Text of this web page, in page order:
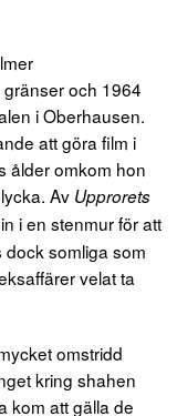
och 1964
i Oberhausen.
att göra film i
ålder omkom hon
Av Upprorets
i en stenmur för att
somliga som
velat ta
omstridd
kring shahen
kom att gälla de